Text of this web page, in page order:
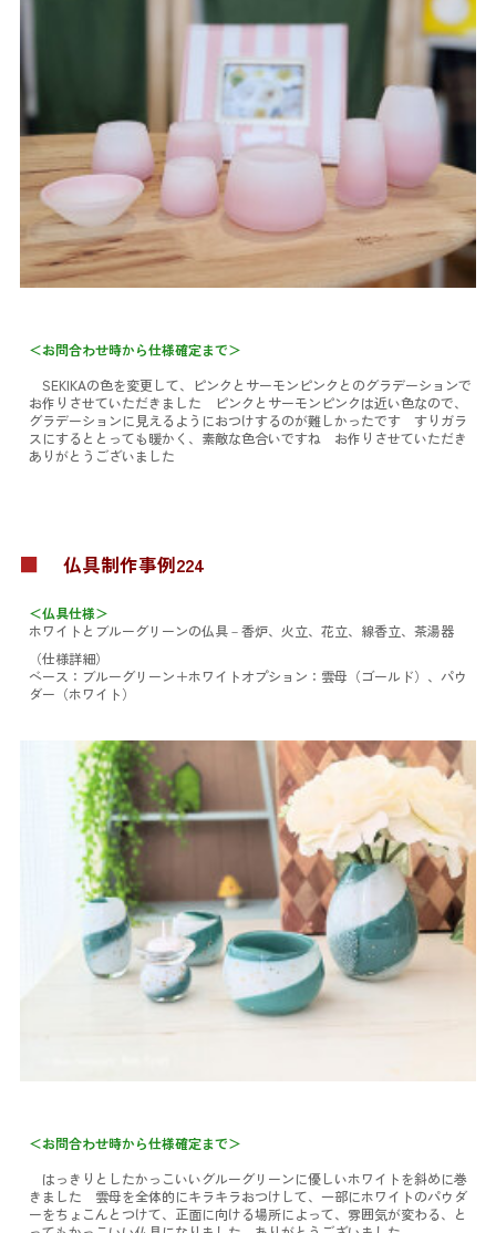
＜お問合わせ時から仕様確定まで＞
SEKIKAの色を変更して、ピンクとサーモンピンクとのグラデーションで
お作りさせていただきました
ピンクとサーモンピンクは近い色なので、
グラデーションに見えるようにおつけするのが難しかったです すりガラ
スにするととっても暖かく、素敵な色合いですね お作りさせていただき
ありがとうございました
■ 仏具制作事例224
＜仏具仕様＞
ホワイトとブルーグリーンの仏具－香炉、火立、花立、線香立、茶湯器
（仕様詳細）
ベース：ブルーグリーン＋ホワイトオプション：雲母（ゴールド）、パウ
ダー（ホワイト）
＜お問合わせ時から仕様確定まで＞
はっきりとしたかっこいいグルーグリーンに優しいホワイトを斜めに巻
きました 雲母を全体的にキラキラおつけして、 一部にホワイトのパウダ
ーをちょこんとつけて、 正面に向ける場所によって、雰囲気が変わる、と